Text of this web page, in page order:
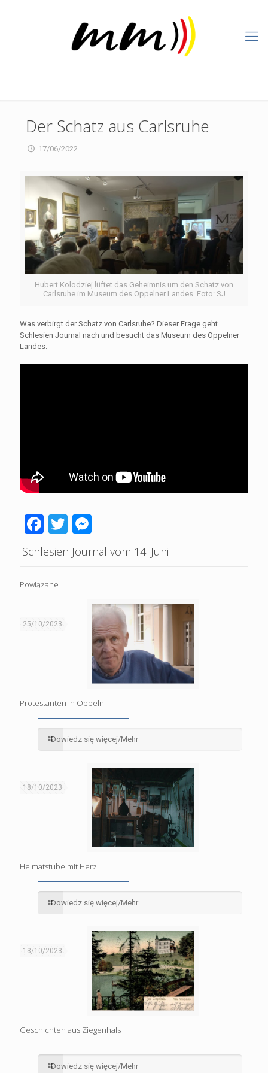
Der Schatz aus Carlsruhe
17/06/2022
Hubert Kolodziej lüftet das Geheimnis um den Schatz von
Carlsruhe im Museum des Oppelner Landes. Foto: SJ
Was verbirgt der Schatz von Carlsruhe? Dieser Frage geht
Schlesien Journal nach und besucht das Museum des Oppelner
Landes.
Facebook
TwitterMessenger
Schlesien Journal vom 14. Juni
Powiązane
25/10/2023
Protestanten in Oppeln
Dowiedz się więcej/Mehr
18/10/2023
Heimatstube mit Herz
Dowiedz się więcej/Mehr
13/10/2023
Geschichten aus Ziegenhals
Dowiedz się więcej/Mehr